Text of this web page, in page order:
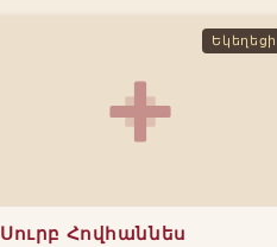
Եկեղեցի
Սուրբ Հովհաննես